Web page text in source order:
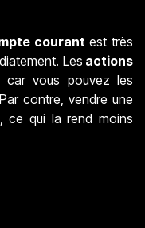
courant est très
Les actions
car vous pouvez les
contre, vendre une
, ce qui la rend moins